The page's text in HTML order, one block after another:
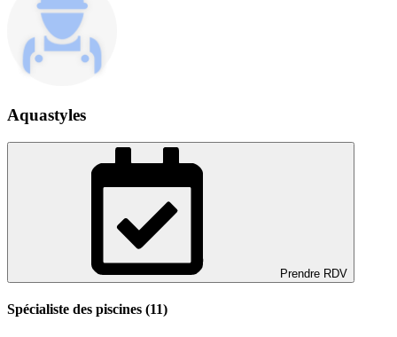
Aquastyles
Prendre RDV
Spécialiste des piscines (11)